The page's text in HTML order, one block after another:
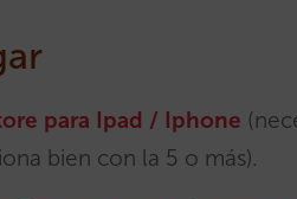
para Ipad / Iphone
bien con la 5 o más).